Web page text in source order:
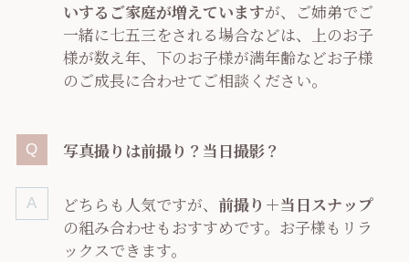
いするご家庭が増えていますが、ご姉弟でご
一緒に七五三をされる場合などは、上のお子
様が数え年、下のお子様が満年齢などお子様
のご成長に合わせてご相談ください。
写真撮りは前撮り？当日撮影？
どちらも人気ですが、 前撮り＋当日スナップ
の組み合わせもおすすめです。お子様もリラ
ックスできます。